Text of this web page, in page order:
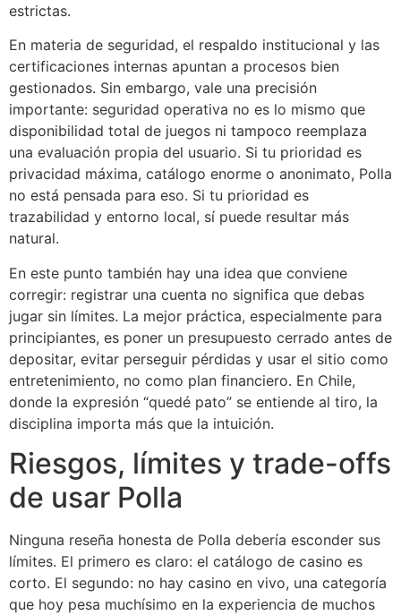
estrictas.
En materia de seguridad, el respaldo institucional y las
certificaciones internas apuntan a procesos bien
gestionados. Sin embargo, vale una precisión
importante: seguridad operativa no es lo mismo que
disponibilidad total de juegos ni tampoco reemplaza
una evaluación propia del usuario. Si tu prioridad es
privacidad máxima, catálogo enorme o anonimato, Polla
no está pensada para eso. Si tu prioridad es
trazabilidad y entorno local, sí puede resultar más
natural.
En este punto también hay una idea que conviene
corregir: registrar una cuenta no significa que debas
jugar sin límites. La mejor práctica, especialmente para
principiantes, es poner un presupuesto cerrado antes de
depositar, evitar perseguir pérdidas y usar el sitio como
entretenimiento, no como plan financiero. En Chile,
donde la expresión “quedé pato” se entiende al tiro, la
disciplina importa más que la intuición.
Riesgos, límites y trade-offs
de usar Polla
Ninguna reseña honesta de Polla debería esconder sus
límites. El primero es claro: el catálogo de casino es
corto. El segundo: no hay casino en vivo, una categoría
que hoy pesa muchísimo en la experiencia de muchos